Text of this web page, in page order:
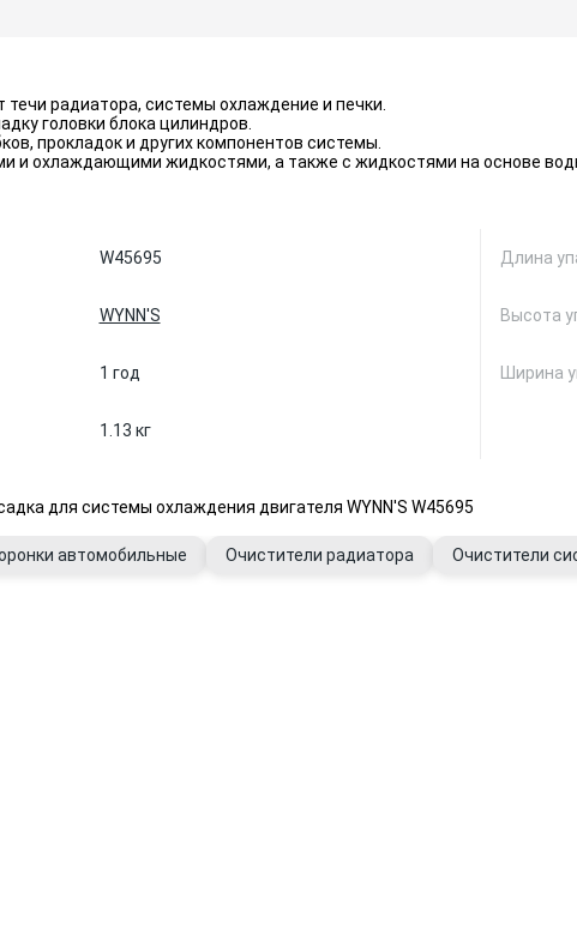
радиатора, системы охлаждение и печки.
головки блока цилиндров.
прокладок и других компонентов системы.
и охлаждающими жидкостями, а также с жидкостями на основе
W45695
WYNN'S
1 год
1.13 кг
Длина
Высота
Ширина
для системы охлаждения двигателя WYNN'S W45695
автомобильные Очистители радиатора Очистители